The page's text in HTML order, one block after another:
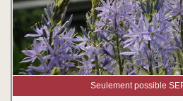
Seulement possible